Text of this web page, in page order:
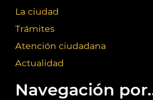
La ciudad
Trámites
Atención ciudadana
Actualidad
Navegación